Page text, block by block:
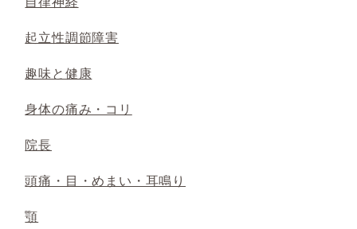
起立性調節障害
趣味と健康
身体の痛み・コリ
院長
頭痛・目・めまい・耳鳴り
顎